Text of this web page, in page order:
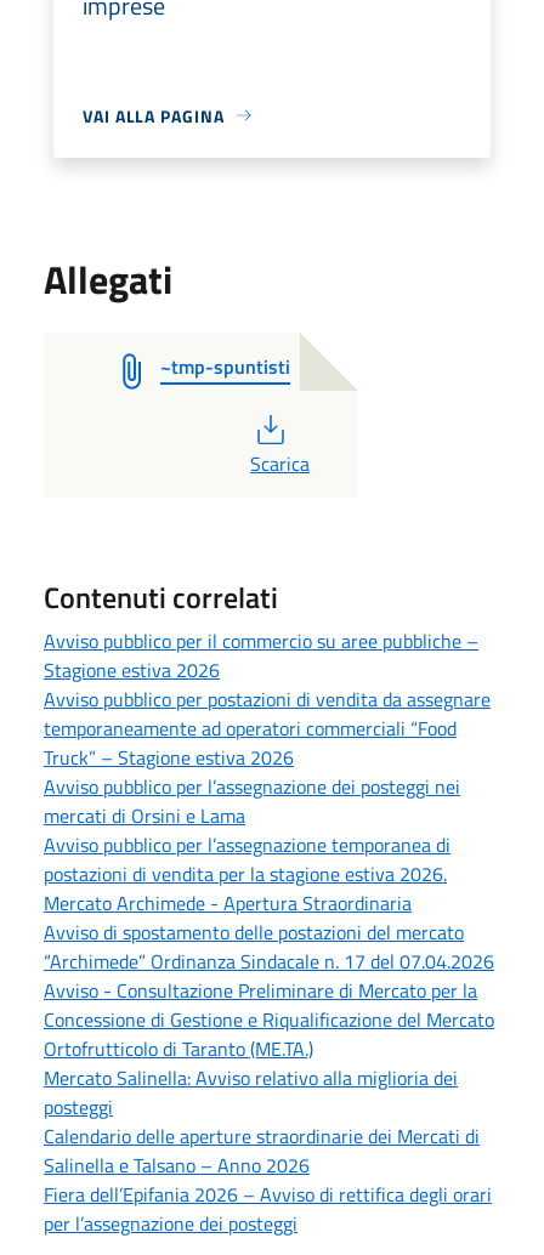
VAI ALLA PAGINA
Allegati
~tmp-spuntisti
PDF
Scarica
Contenuti correlati
Avviso pubblico per il commercio su aree pubbliche –
Stagione estiva 2026
Avviso pubblico per postazioni di vendita da assegnare
temporaneamente ad operatori commerciali “Food
Truck” – Stagione estiva 2026
Avviso pubblico per l’assegnazione dei posteggi nei
mercati di Orsini e Lama
Avviso pubblico per l’assegnazione temporanea di
postazioni di vendita per la stagione estiva 2026.
Mercato Archimede - Apertura Straordinaria
Avviso di spostamento delle postazioni del mercato
“Archimede” Ordinanza Sindacale n. 17 del 07.04.2026
Avviso - Consultazione Preliminare di Mercato per la
Concessione di Gestione e Riqualificazione del Mercato
Ortofrutticolo di Taranto (ME.TA.)
Mercato Salinella: Avviso relativo alla miglioria dei
posteggi
Calendario delle aperture straordinarie dei Mercati di
Salinella e Talsano – Anno 2026
Fiera dell’Epifania 2026 – Avviso di rettifica degli orari
per l’assegnazione dei posteggi